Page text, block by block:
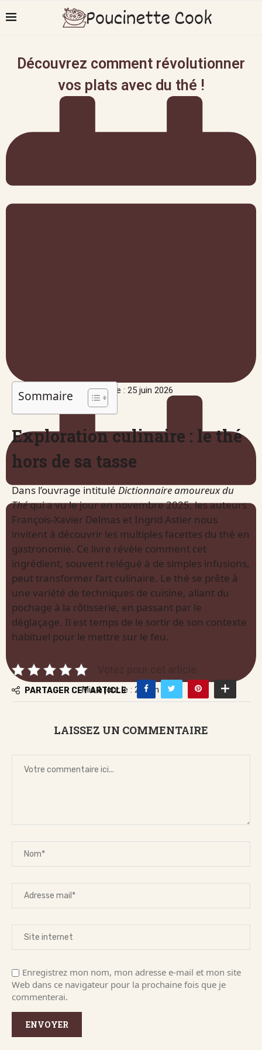
Découvrez comment révolutionner
vos plats avec du thé !
Publié le : 25 juin 2026
Mis à jour le : 25 juin 2026
Sommaire
Exploration culinaire : le thé
hors de sa tasse
Dans l’ouvrage intitulé Dictionnaire amoureux du
Théqui a vu le jour en novembre 2025, les auteurs
François-Xavier Delmas et Ingrid Astier nous
invitent à découvrir les multiples facettes du thé en
gastronomie. Ce livre révèle comment cet
ingrédient, souvent relégué à de simples infusions,
peut transformer l’art culinaire. Le thé se prête à
une variété de techniques de cuisine, allant du
pochage à la rôtisserie, en passant par le
déglaçage. Il est temps de le sortir de son contexte
habituel pour le mettre sur le feu.
Votez pour cet article
PARTAGER CET ARTICLE
LAISSEZ UN COMMENTAIRE
Enregistrez mon nom, mon adresse e-mail et mon site
Web dans ce navigateur pour la prochaine fois que je
commenterai.